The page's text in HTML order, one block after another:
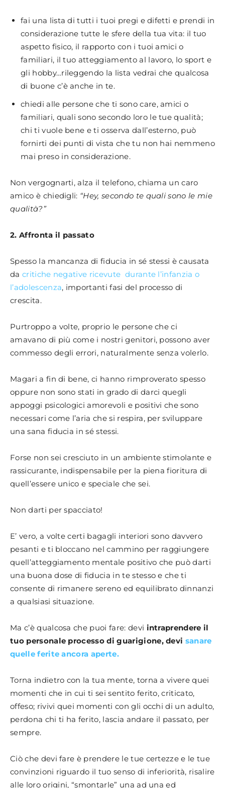
fai una lista di tutti i tuoi pregi e difetti e prendi in
considerazione tutte le sfere della tua vita: il tuo
aspetto fisico, il rapporto con i tuoi amici o
familiari, il tuo atteggiamento al lavoro, lo sport e
gli hobby…rileggendo la lista vedrai che qualcosa
di buone c’è anche in te.
chiedi alle persone che ti sono care, amici o
familiari, quali sono secondo loro le tue qualità;
chi ti vuole bene e ti osserva dall’esterno, può
fornirti dei punti di vista che tu non hai nemmeno
mai preso in considerazione.
Non vergognarti, alza il telefono, chiama un caro
amico è chiedigli: “Hey, secondo te quali sono le mie
qualità?”
2. Affronta il passato
Spesso la mancanza di fiducia in sé stessi è causata
da critiche negative ricevute durante l’infanzia o
l’adolescenza, importanti fasi del processo di
crescita.
Purtroppo a volte, proprio le persone che ci
amavano di più come i nostri genitori, possono aver
commesso degli errori, naturalmente senza volerlo.
Magari a fin di bene, ci hanno rimproverato spesso
oppure non sono stati in grado di darci quegli
appoggi psicologici amorevoli e positivi che sono
necessari come l’aria che si respira, per sviluppare
una sana fiducia in sé stessi.
Forse non sei cresciuto in un ambiente stimolante e
rassicurante, indispensabile per la piena fioritura di
quell’essere unico e speciale che sei.
Non darti per spacciato!
E’ vero, a volte certi bagagli interiori sono davvero
pesanti e ti bloccano nel cammino per raggiungere
quell’atteggiamento mentale positivo che può darti
una buona dose di fiducia in te stesso e che ti
consente di rimanere sereno ed equilibrato dinnanzi
a qualsiasi situazione.
Ma c’è qualcosa che puoi fare: devi intraprendere il
tuo personale processo di guarigione, devi sanare
quelle ferite ancora aperte.
Torna indietro con la tua mente, torna a vivere quei
momenti che in cui ti sei sentito ferito, criticato,
offeso; rivivi quei momenti con gli occhi di un adulto,
perdona chi ti ha ferito, lascia andare il passato, per
sempre.
Ciò che devi fare è prendere le tue certezze e le tue
convinzioni riguardo il tuo senso di inferiorità, risalire
alle loro origini, “smontarle” una ad una ed